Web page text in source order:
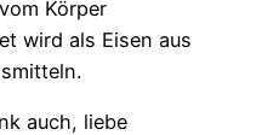
Körper
wird als Eisen aus
auch, liebe